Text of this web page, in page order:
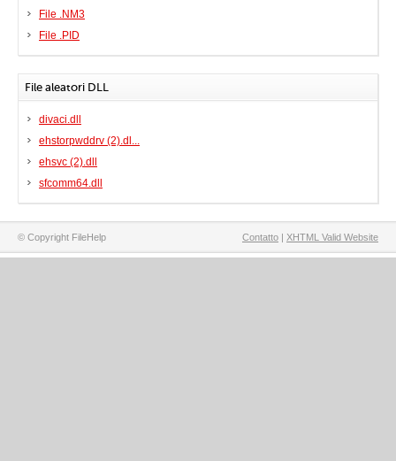
File .NM3
File .PID
File aleatori DLL
divaci.dll
ehstorpwddrv (2).dl...
ehsvc (2).dll
sfcomm64.dll
© Copyright FileHelp Contatto | XHTML Valid Website